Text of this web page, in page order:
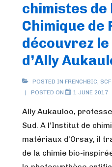
Chimie
de
coordination
chimistes de
Chimique de
découvrez
d’Ally
POSTED IN FRENCHBIC, SCF
POSTED ON
1 JUNE 2017
Ally Aukauloo,
Sud. A l’Institut de
matériaux d’Orsay, il
de la chimie bio-